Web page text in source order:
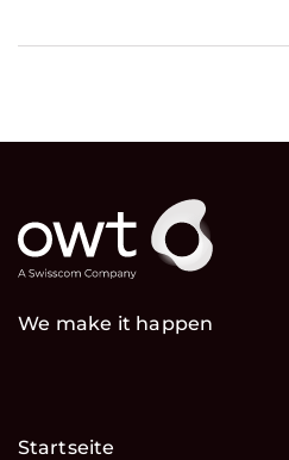
We make it happen
Startseite